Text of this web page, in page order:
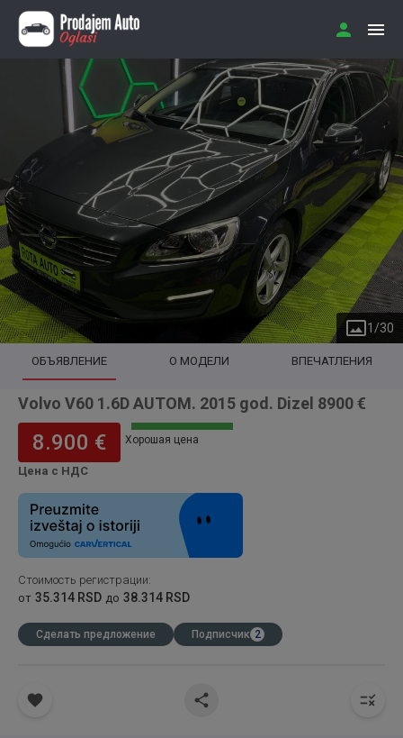
1/30
ОБЪЯВЛЕНИЕ О МОДЕЛИ ВПЕЧАТЛЕНИЯ
Volvo V60 1.6D AUTOM. 2015 god. Dizel 8900 €
8.900 €
Цена с НДС
Хорошая цена
Стоимость регистрации:
от 35.314 RSD до 38.314 RSD
Сделать предложение Подписчик 2